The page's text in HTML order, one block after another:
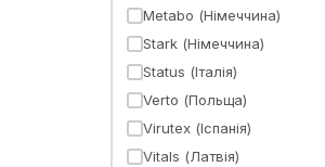
Metabo (Німеччина)
Stark (Німеччина)
Status (Італія)
Verto (Польща)
Virutex (Іспанія)
Vitals (Латвія)